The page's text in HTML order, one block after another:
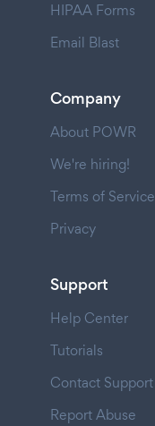
HIPAA Forms
Email Blast
Company
About POWR
We're hiring!
Terms of Service
Privacy
Support
Help Center
Tutorials
Contact Support
Report Abuse